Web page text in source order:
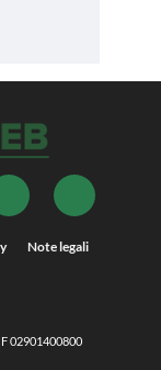
Note legali
02901400800